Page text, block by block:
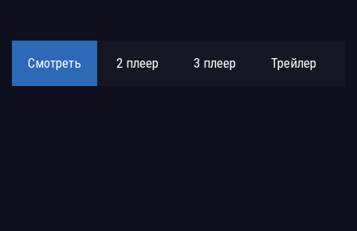
Смотреть 2 плеер 3 плеер Трейлер